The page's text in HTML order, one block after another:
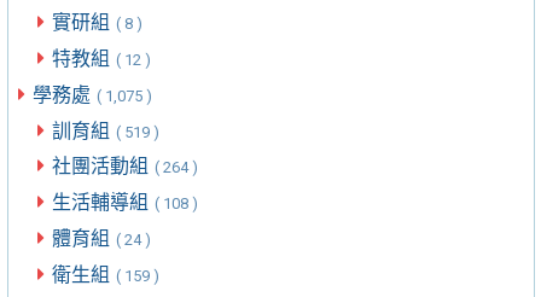
實研組 ( 8 )
特教組 ( 12 )
學務處 ( 1,075 )
訓育組 ( 519 )
社團活動組 ( 264 )
生活輔導組 ( 108 )
體育組 ( 24 )
衛生組 ( 159 )